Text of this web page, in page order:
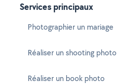
Services principaux
Photographier un mariage
Réaliser un shooting photo
Réaliser un book photo